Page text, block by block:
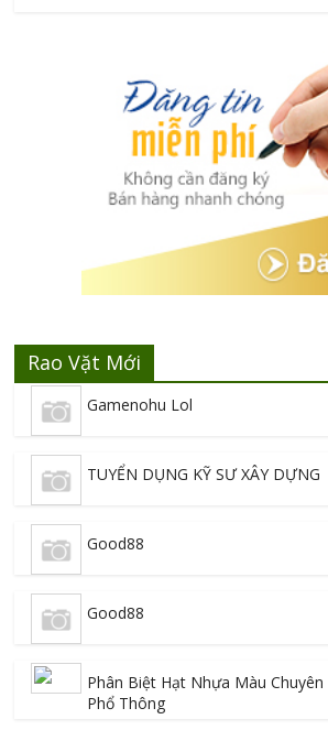
Rao Vặt Mới
Gamenohu Lol
TUYỂN DỤNG KỸ SƯ XÂY DỰNG
Good88
Good88
Phân Biệt Hạt Nhựa Màu
Phổ Thông